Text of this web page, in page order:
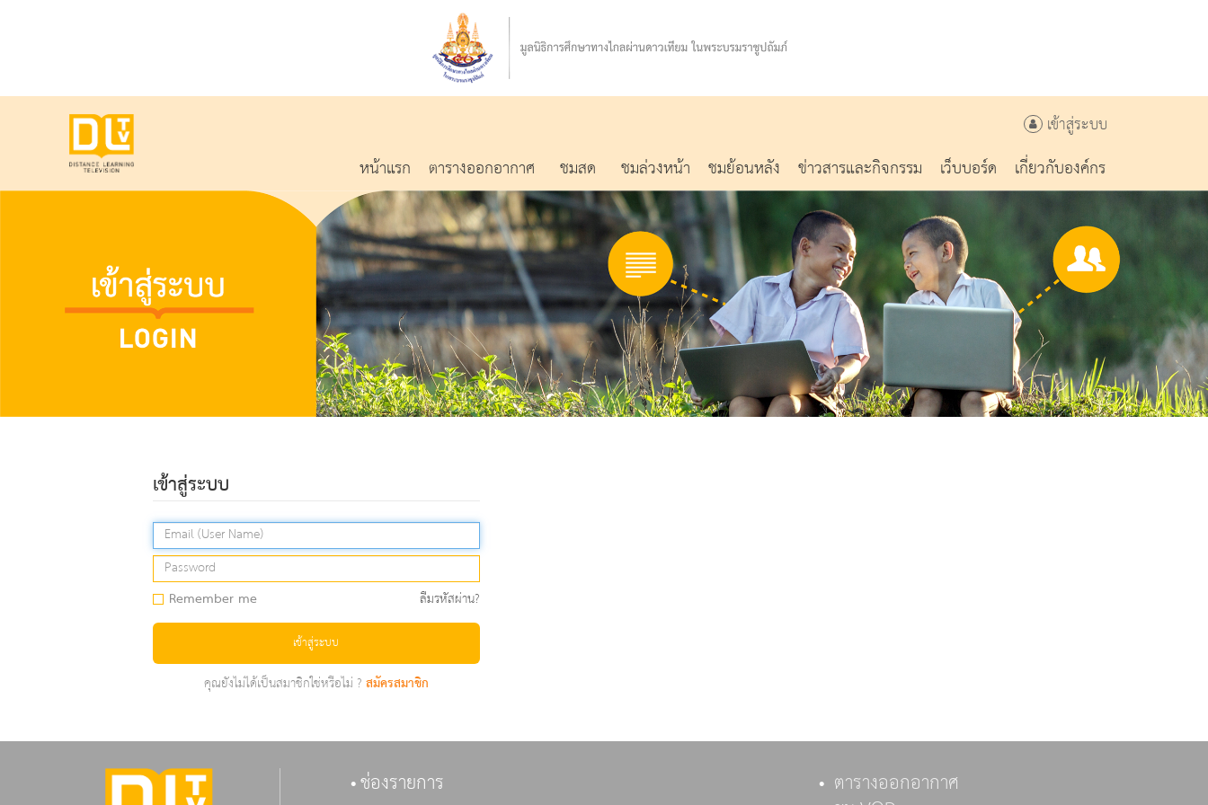
เข้าสู่ระบบ
หน้าแรก ตารางออกอากาศ ชมสด ชมล่วงหน้า ชมย้อนหลัง ข่าวสารและกิจกรรม เว็บบอร์ด เกี่ยวกับองค์กร
เข้าสู่ระบบ
Remember me ลืมรหัสผ่าน?
เข้าสู่ระบบ
คุณยังไม่ได้เป็นสมาชิกใช่หรือไม่ ?สมัครสมาชิก
ช่องรายการ ตารางออกอากาศ